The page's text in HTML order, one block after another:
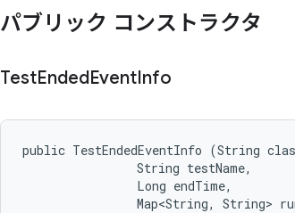
パブリック コンストラクタ
TestEndedEventInfo
public TestEndedEventInfo (String
                String testName,
                Long endTime,
Map<String, String>